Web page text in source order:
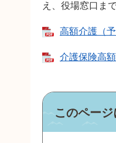
え、役場窓口ま
高額介護（
介護保険高
このペー